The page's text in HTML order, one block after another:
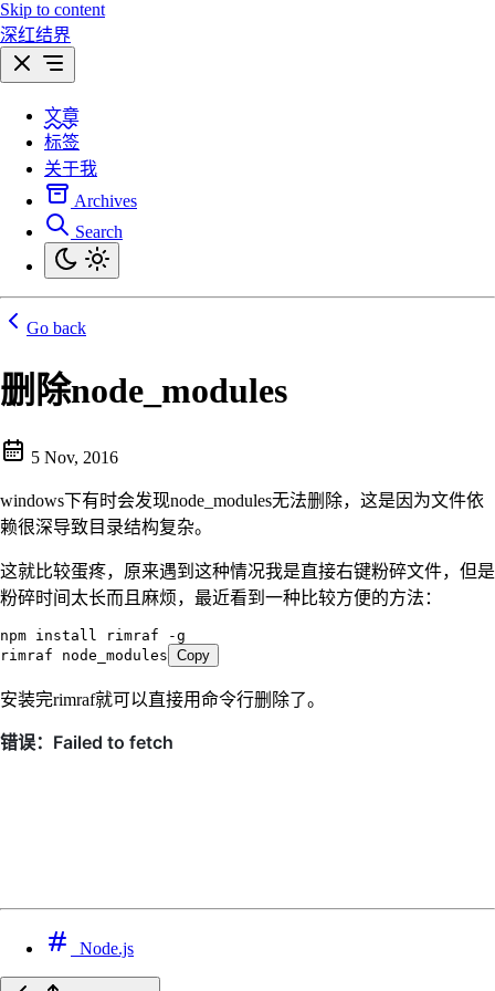
Skip to content
深红结界
文章
标签
关于我
Archives
Search
Go back
删除node_modules
5 Nov, 2016
windows下有时会发现node_modules无法删除，这是因为文件依
赖很深导致目录结构复杂。
这就比较蛋疼，原来遇到这种情况我是直接右键粉碎文件，但是
粉碎时间太长而且麻烦，最近看到一种比较方便的方法：
npm install rimraf -g
rimraf node_modules Copy
安装完rimraf就可以直接用命令行删除了。
Node.js